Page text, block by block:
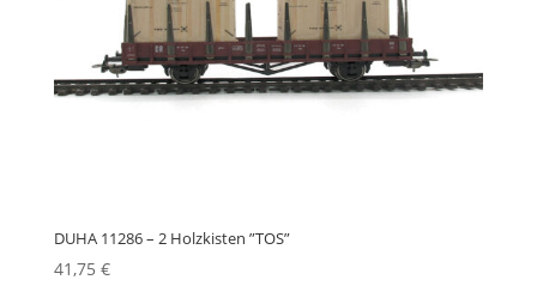
DUHA 11286 – 2 Holzkisten ”TOS”
41,75 €